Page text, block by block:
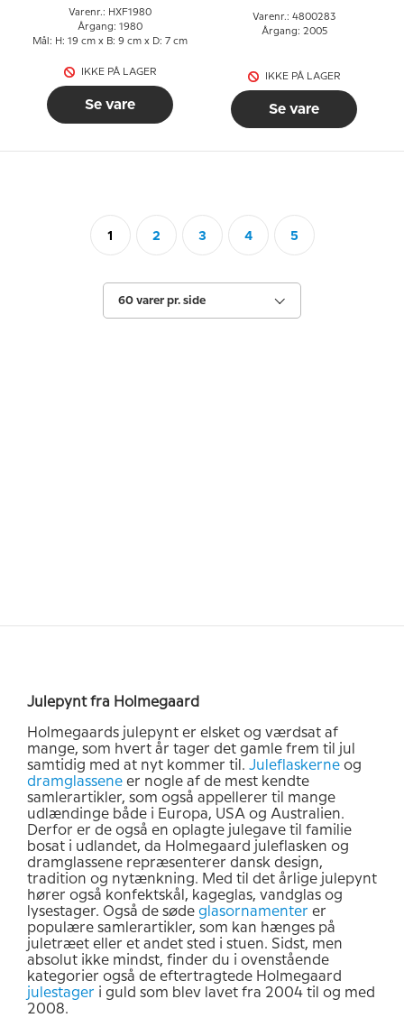
Varenr.: HXF1980
Årgang: 1980
Mål: H: 19 cm x B: 9 cm x D: 7 cm
IKKE PÅ LAGER
Se vare
Varenr.: 4800283
Årgang: 2005
IKKE PÅ LAGER
Se vare
1 2 3 4 5
60 varer pr. side
Julepynt fra Holmegaard
Holmegaards julepynt er elsket og værdsat af
mange, som hvert år tager det gamle frem til jul
samtidig med at nyt kommer til. Juleflaskerne og
dramglassene er nogle af de mest kendte
samlerartikler, som også appellerer til mange
udlændinge både i Europa, USA og Australien.
Derfor er de også en oplagte julegave til familie
bosat i udlandet, da Holmegaard juleflasken og
dramglassene repræsenterer dansk design,
tradition og nytænkning. Med til det årlige julepynt
hører også konfektskål, kageglas, vandglas og
lysestager. Også de søde glasornamenter er
populære samlerartikler, som kan hænges på
juletræet eller et andet sted i stuen. Sidst, men
absolut ikke mindst, finder du i ovenstående
kategorier også de eftertragtede Holmegaard
julestager i guld som blev lavet fra 2004 til og med
2008.